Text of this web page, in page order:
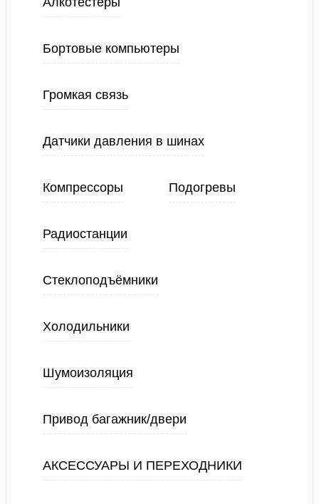
Бортовые компьютеры
Громкая связь
Датчики давления в шинах
Компрессоры Подогревы
Радиостанции
Стеклоподъёмники
Холодильники
Шумоизоляция
Привод багажник/двери
АКСЕССУАРЫ И ПЕРЕХОДНИКИ